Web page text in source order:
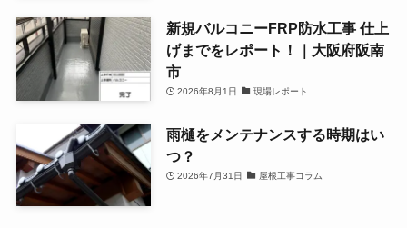
新規バルコニーFRP防水工事 仕上
げまでをレポート！｜大阪府阪南
市
2026年8月1日 現場レポート
雨樋をメンテナンスする時期はい
つ？
2026年7月31日 屋根工事コラム